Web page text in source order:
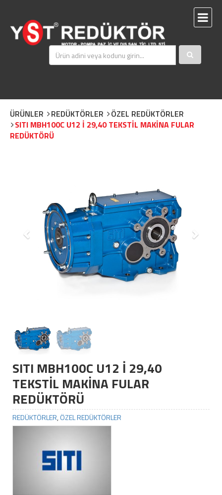
ÜRÜNLER REDÜKTÖRLER
ÖZEL REDÜKTÖRLER
SITI MBH100C U12 İ 29,40 TEKSTİL MAKİNA FULAR
REDÜKTÖRÜ
SITI MBH100C U12 İ 29,40
TEKSTİL MAKİNA FULAR
REDÜKTÖRÜ
REDÜKTÖRLER,ÖZEL REDÜKTÖRLER